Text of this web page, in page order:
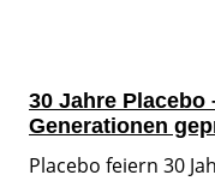
30 Jahre Placebo
Generationen
Placebo feiern 30